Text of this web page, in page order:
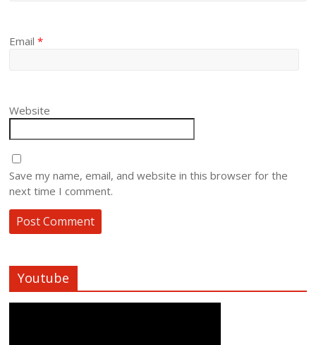
Email*
Website
Save my name, email, and website in this browser for the
next time I comment.
Youtube